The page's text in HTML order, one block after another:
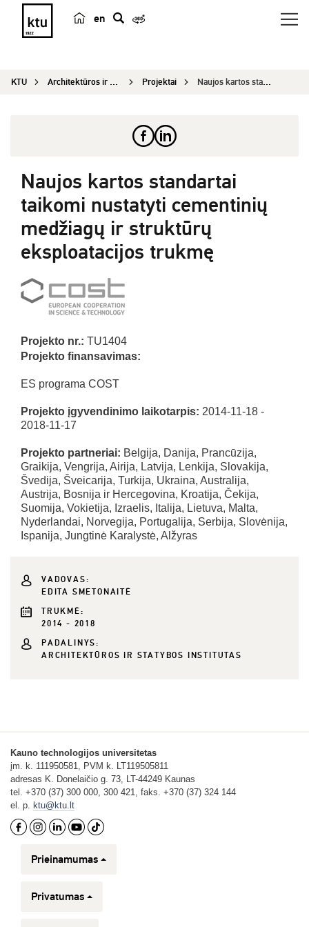
en
e
KTU Architektūros ir statybos institutas Projektai Naujos kartos standartai taikomi nustatyti cemen...
Naujos kartos standartai
taikomi nustatyti cementinių
medžiagų ir struktūrų
eksploatacijos trukmę
Projekto nr.: TU1404
Projekto finansavimas:
ES programa COST
Projekto įgyvendinimo laikotarpis: 2014-11-18 -
2018-11-17
Projekto partneriai: Belgija, Danija, Prancūzija,
Graikija, Vengrija, Airija, Latvija, Lenkija, Slovakija,
Švedija, Šveicarija, Turkija, Ukraina, Australija,
Austrija, Bosnija ir Hercegovina, Kroatija, Čekija,
Suomija, Vokietija, Izraelis, Italija, Lietuva, Malta,
Nyderlandai, Norvegija, Portugalija, Serbija, Slovėnija,
Ispanija, Jungtinė Karalystė, Alžyras
VADOVAS:
EDITA SMETONAITĖ
TRUKMĖ:
2014 - 2018
PADALINYS:
ARCHITEKTŪROS IR STATYBOS INSTITUTAS
Kauno technologijos universitetas
įm. k. 111950581, PVM k. LT119505811
adresas K. Donelaičio g. 73, LT-44249 Kaunas
tel. +370 (37) 300 000, 300 421, faks. +370 (37) 324 144
el. p. ktu@ktu.lt
Prieinamumas
Privatumas